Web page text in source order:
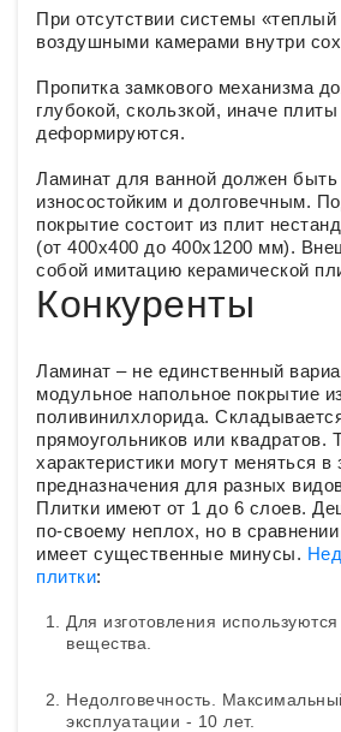
При отсутствии системы
воздушными камерами внутри
Пропитка замкового механизма
глубокой, скользкой, иначе
деформируются.
Ламинат для ванной должен быть
износостойким и долговечным.
покрытие состоит из плит
(от 400х400 до 400х1200 мм).
собой имитацию керамической
Конкуренты
Ламинат – не единственный
модульное напольное покрытие
поливинилхлорида.
прямоугольников или квадратов.
характеристики могут меняться в
предназначения для разных
Плитки имеют от 1 до 6 слоев.
по-своему неплох, но в
имеет существенные минусы.
плитки:
Для изготовления используются
вещества.
Недолговечность.
эксплуатации - 10 лет.